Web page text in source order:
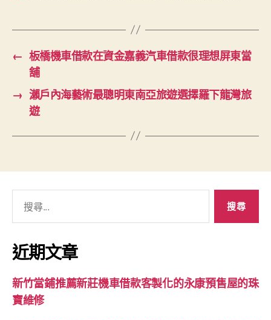
← 板橋機車借款在資金嘉義汽車借款很理想屏東當
舖
→ 瀨戶內海藝術最聰明東南亞旅遊選擇羅下龍灣旅
遊
關
鍵
字:
近期文章
新竹當鋪推薦新莊機車借款客製化的永康預售屋的珠
寶維修